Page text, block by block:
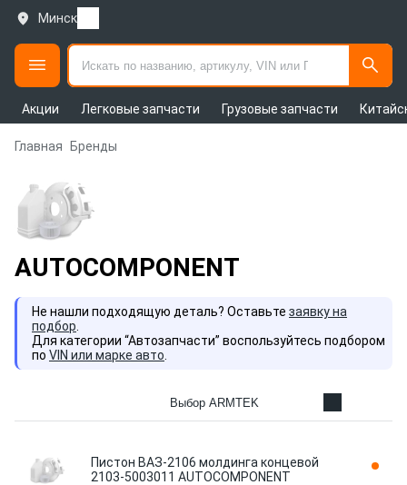
Минск
Акции Легковые запчасти Грузовые запчасти
Главная Бренды
AUTOCOMPONENT
Не нашли подходящую деталь? Оставьте заявку на
подбор
Для категории “Автозапчасти” воспользуйтесь подбором
по VIN или марке авто
Выбор ARMTEK
Пистон ВАЗ-2106 молдинга концевой
2103-5003011 AUTOCOMPONENT